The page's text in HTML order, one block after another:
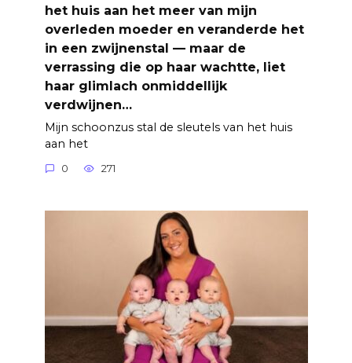
het huis aan het meer van mijn
overleden moeder en veranderde het
in een zwijnenstal — maar de
verrassing die op haar wachtte, liet
haar glimlach onmiddellijk
verdwijnen…
Mijn schoonzus stal de sleutels van het huis
aan het
0 271